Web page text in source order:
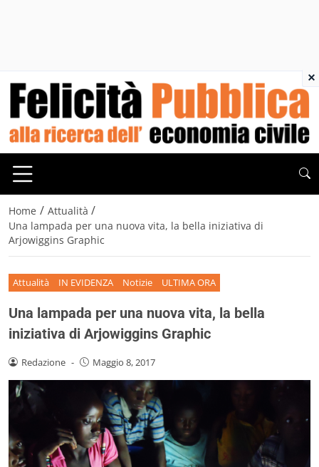
Home / Attualità /
Una lampada per una nuova vita, la bella iniziativa di
Arjowiggins Graphic
Attualità IN EVIDENZA Notizie ULTIMA ORA
Una lampada per una nuova vita, la bella
iniziativa di Arjowiggins Graphic
Redazione - Maggio 8, 2017
×